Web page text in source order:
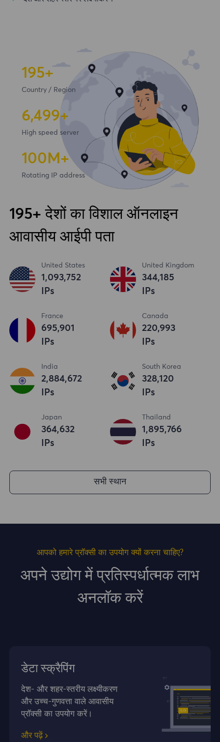
195+ देशों का विशाल ऑनलाइन
आवासीय आईपी पता
United States
1,093,753
IPs
United Kingdom
344,186
IPs
France
695,902
IPs
Canada
220,994
IPs
India
2,884,673
IPs
South Korea
328,121
IPs
Japan
364,633
IPs
Thailand
1,895,767
IPs
सभी स्थान
195+
Country / Region
6,500+
High speed server
100 M+
Rotating IP address
आपको हमारे प्रॉक्सी का उपयोग क्यों करना चाहिए?
अपने उद्योग में प्रतिस्पर्धात्मक लाभ
अनलॉक करें
डेटा स्क्रैपिंग
देश- और शहर-स्तरीय लक्ष्यीकरण
और उच्च-गुणवत्ता वाले आवासीय
प्रॉक्सी का उपयोग करें।
और पढ़ें